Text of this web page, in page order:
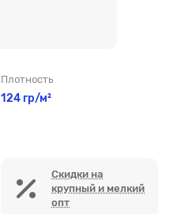
Плотность
124 гр/м²
Скидки на
крупный и мелкий
опт